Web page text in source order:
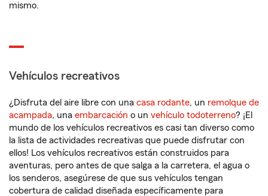
mismo.
Vehículos recreativos
¿Disfruta del aire libre con una casa rodante, un remolque de
acampada, una embarcación o un vehículo todoterreno? ¡El
mundo de los vehículos recreativos es casi tan diverso como
la lista de actividades recreativas que puede disfrutar con
ellos! Los vehículos recreativos están construidos para
aventuras, pero antes de que salga a la carretera, el agua o
los senderos, asegúrese de que sus vehículos tengan
cobertura de calidad diseñada específicamente para